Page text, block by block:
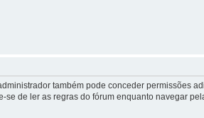
também pode conceder permissões
se de ler as regras do fórum enquanto navegar